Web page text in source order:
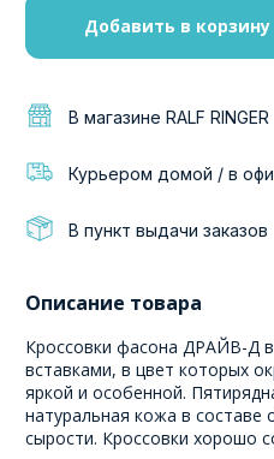
Добавить в корзину
В магазине RALF RINGER
Курьером домой / в
В пункт выдачи заказов
Описание товара
Кроссовки фасона ДРАЙВ-Д
вставками, в цвет которых
яркой и особенной.
натуральная кожа в составе
сырости. Кроссовки хорошо